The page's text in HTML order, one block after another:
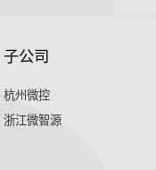
子公司
杭州微控
浙江微智源